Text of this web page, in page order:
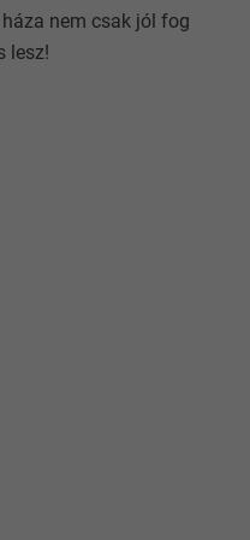
nem csak jól fog
lesz!